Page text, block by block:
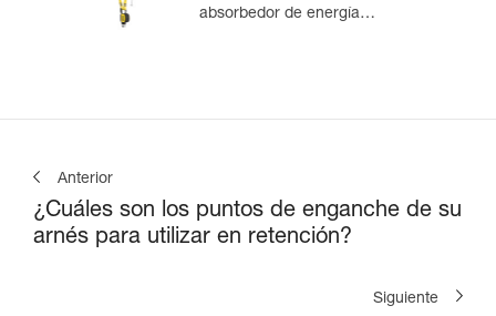
absorbedor de energía
Anterior
¿Cuáles son los puntos de enganche de su
arnés para utilizar en retención?
Siguiente